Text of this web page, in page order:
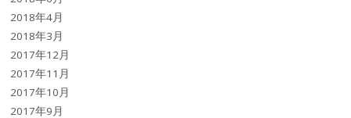
2018年4月
2018年3月
2017年12月
2017年11月
2017年10月
2017年9月